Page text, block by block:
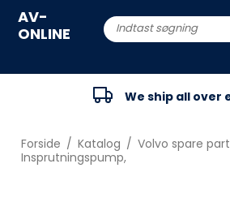
AV-
ONLINE
We ship all over
Forside / Katalog / Volvo spare
Insprutningspump,